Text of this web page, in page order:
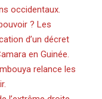
occidentaux.
? Les
d’un décret
en Guinée.
relance les